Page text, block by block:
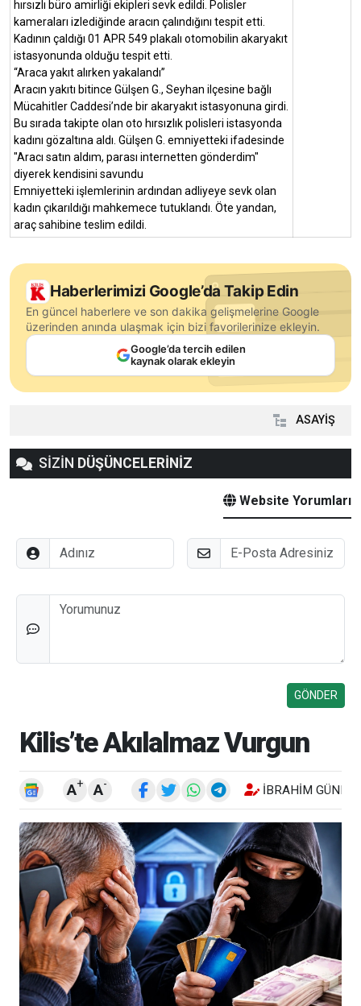
hırsızlı büro amirliği ekipleri sevk edildi. Polisler
kameraları izlediğinde aracın çalındığını tespit etti.
Kadının çaldığı 01 APR 549 plakalı otomobilin akaryakıt
istasyonunda olduğu tespit etti.
“Araca yakıt alırken yakalandı”
Aracın yakıtı bitince Gülşen G., Seyhan ilçesine bağlı
Mücahitler Caddesi’nde bir akaryakıt istasyonuna girdi.
Bu sırada takipte olan oto hırsızlık polisleri istasyonda
kadını gözaltına aldı. Gülşen G. emniyetteki ifadesinde
"Aracı satın aldım, parası internetten gönderdim"
diyerek kendisini savundu
Emniyetteki işlemlerinin ardından adliyeye sevk olan
kadın çıkarıldığı mahkemece tutuklandı. Öte yandan,
araç sahibine teslim edildi.
Haberlerimizi Google’da Takip Edin
En güncel haberlere ve son dakika gelişmelerine Google
üzerinden anında ulaşmak için bizi favorilerinize ekleyin.
Google’da tercih edilen
kaynak olarak ekleyin
ASAYİŞ
SİZİN DÜŞÜNCELERİNİZ
Website Yorumları
Adınız E-Posta
Düşünceleriniz
Kilis’te Akılalmaz Vurgun
A+ A- İBRAHIM GÜNEŞ